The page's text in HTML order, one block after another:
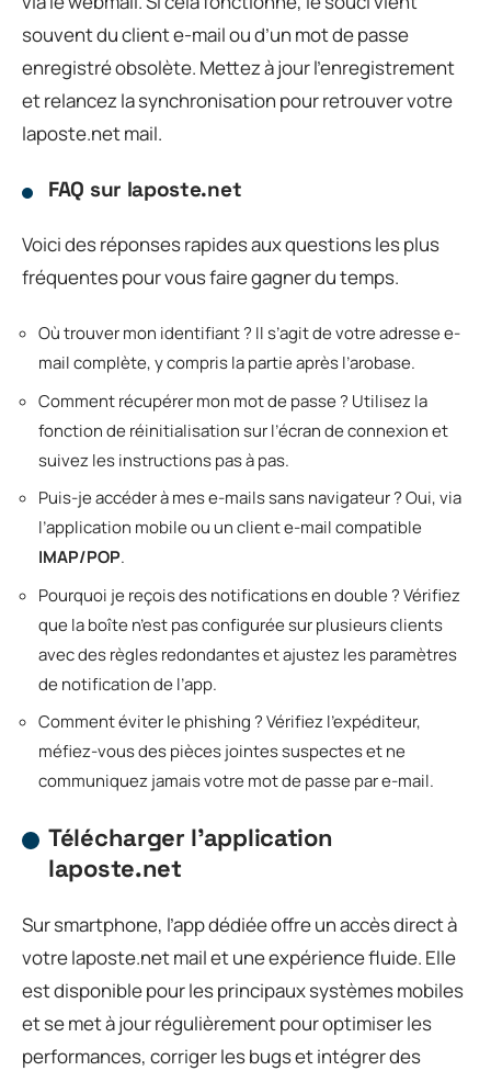
souvent du client e-mail ou d’un mot de passe
enregistré obsolète. Mettez à jour l’enregistrement
et relancez la synchronisation pour retrouver votre
laposte.net mail.
FAQ sur laposte.net
Voici des réponses rapides aux questions les plus
fréquentes pour vous faire gagner du temps.
Où trouver mon identifiant ? Il s’agit de votre adresse e-
mail complète, y compris la partie après l’arobase.
Comment récupérer mon mot de passe ? Utilisez la
fonction de réinitialisation sur l’écran de connexion et
suivez les instructions pas à pas.
Puis-je accéder à mes e-mails sans navigateur ? Oui, via
l’application mobile ou un client e-mail compatible
IMAP/POP.
Pourquoi je reçois des notifications en double ? Vérifiez
que la boîte n’est pas configurée sur plusieurs clients
avec des règles redondantes et ajustez les paramètres
de notification de l’app.
Comment éviter le phishing ? Vérifiez l’expéditeur,
méfiez-vous des pièces jointes suspectes et ne
communiquez jamais votre mot de passe par e-mail.
Télécharger l’application
laposte.net
Sur smartphone, l’app dédiée offre un accès direct à
votre laposte.net mail et une expérience fluide. Elle
est disponible pour les principaux systèmes mobiles
et se met à jour régulièrement pour optimiser les
performances, corriger les bugs et intégrer des